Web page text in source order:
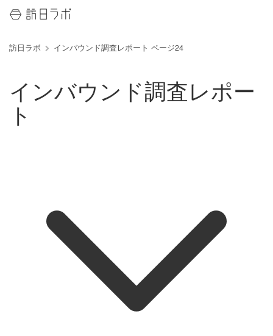
訪日ラボ インバウンド調査レポート ページ24
インバウンド調査レポー
ト